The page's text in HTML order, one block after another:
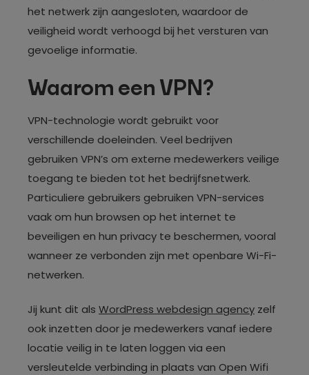
het netwerk zijn aangesloten, waardoor de
veiligheid wordt verhoogd bij het versturen van
gevoelige informatie.
Waarom een VPN?
VPN-technologie wordt gebruikt voor
verschillende doeleinden. Veel bedrijven
gebruiken VPN’s om externe medewerkers veilige
toegang te bieden tot het bedrijfsnetwerk.
Particuliere gebruikers gebruiken VPN-services
vaak om hun browsen op het internet te
beveiligen en hun privacy te beschermen, vooral
wanneer ze verbonden zijn met openbare Wi-Fi-
netwerken.
Jij kunt dit als WordPress webdesign agency zelf
ook inzetten door je medewerkers vanaf iedere
locatie veilig in te laten loggen via een
versleutelde verbinding in plaats van Open Wifi